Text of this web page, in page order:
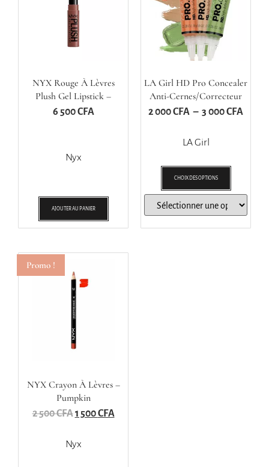
NYX Rouge À Lèvres
Plush Gel Lipstick –
Breakup
6 500CFA
Nyx
AJOUTER AU PANIER
LA Girl HD Pro Concealer
Anti-Cernes/correcteur
2 000CFA – 3 000CFA
LA Girl
CHOIX DES OPTIONS
Promo !
NYX Crayon À Lèvres –
Pumpkin
2 500CFA1 500CFA
Nyx